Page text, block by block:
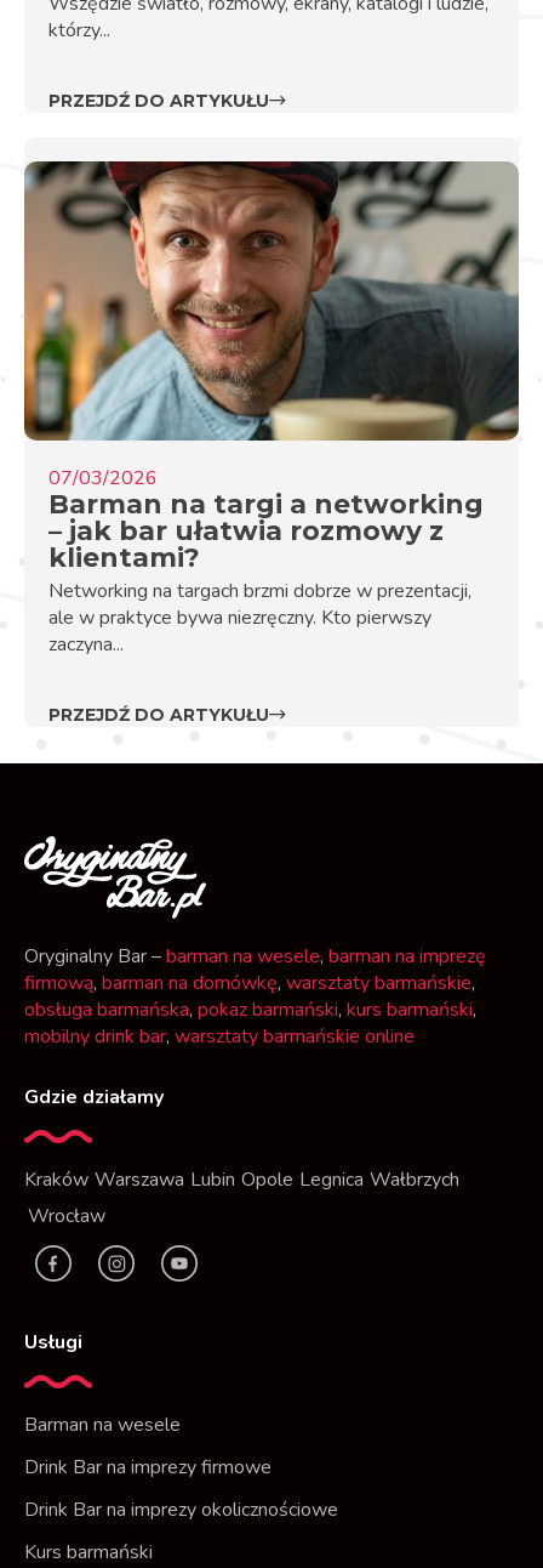
którzy...
PRZEJDŹ DO ARTYKUŁU
07/03/2026
Barman na targi a networking
– jak bar ułatwia rozmowy z
klientami?
Networking na targach brzmi dobrze w prezentacji,
ale w praktyce bywa niezręczny. Kto pierwszy
zaczyna...
PRZEJDŹ DO ARTYKUŁU
Oryginalny Bar –barman na wesele, barman na imprezę
firmową, barman na domówkę, warsztaty barmańskie,
obsługa barmańska, pokaz barmański, kurs barmański,
mobilny drink bar, warsztaty barmańskie online
Gdzie działamy
Kraków Warszawa Lubin Opole Legnica Wałbrzych
Wrocław
F
a
c
e
b
o
o
k
I
n
g
r
a
m
Y
t
Usługi
Barman na wesele
Drink Bar na imprezy firmowe
Drink Bar na imprezy okolicznościowe
Kurs barmański